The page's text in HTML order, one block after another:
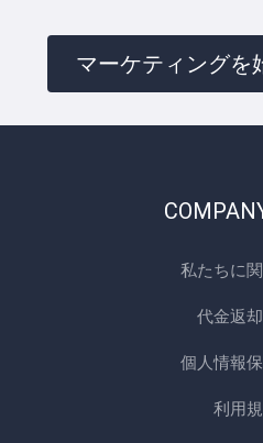
マーケティングを
私たちに
代金返
個人情報
利用